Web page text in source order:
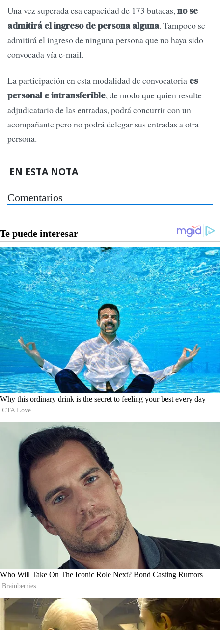
Una vez superada esa capacidad de 173 butacas,no se
admitirá el ingreso de persona alguna. Tampoco se
admitirá el ingreso de ninguna persona que no haya sido
convocada vía e-mail.
La participación en esta modalidad de convocatoria es
personal e intransferible, de modo que quien resulte
adjudicatario de las entradas, podrá concurrir con un
acompañante pero no podrá delegar sus entradas a otra
persona.
EN ESTA NOTA
Comentarios